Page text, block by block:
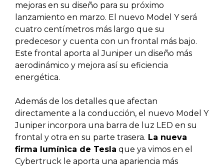
mejoras en su diseño para su próximo
lanzamiento en marzo. El nuevo Model Y será
cuatro centímetros más largo que su
predecesor y cuenta con un frontal más bajo.
Este frontal aporta al Juniper un diseño más
aerodinámico y mejora así su eficiencia
energética.
Además de los detalles que afectan
directamente a la conducción, el nuevo Model Y
Juniper incorpora una barra de luz LED en su
frontal y otra en su parte trasera. La nueva
firma lumínica de Tesla que ya vimos en el
Cybertruck le aporta una apariencia más